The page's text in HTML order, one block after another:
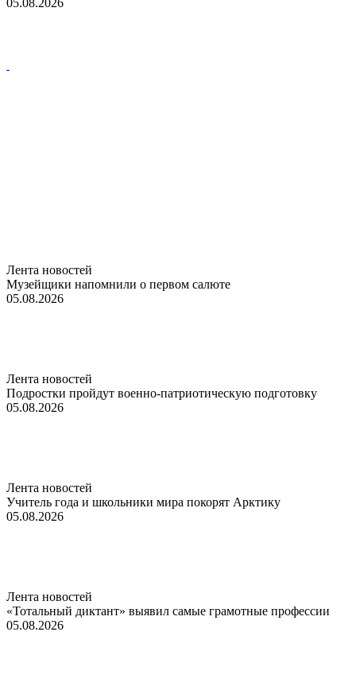
Лента новостей
Музейщики напомнили о первом салюте
05.08.2026
Лента новостей
Подростки пройдут военно-патриотическую подготовку
05.08.2026
Лента новостей
Учитель года и школьники мира покорят Арктику
05.08.2026
Лента новостей
«Тотальный диктант» выявил самые грамотные профессии
05.08.2026